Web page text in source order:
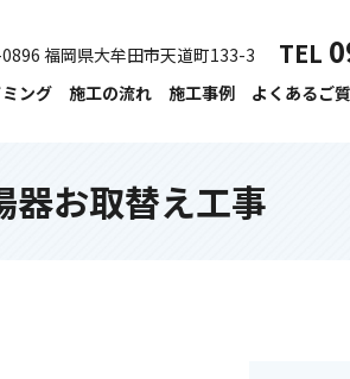
ング 施工の流れ 施工事例 よくあるご
福岡県大牟田市天道町133-3 TEL
お取替え工事